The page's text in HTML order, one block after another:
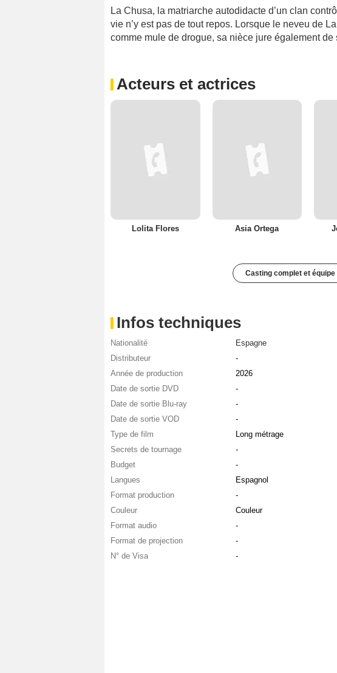
La Chusa, la matriarche autodidacte d’un clan
vie n’y est pas de tout repos. Lorsque le neveu de
comme mule de drogue, sa nièce jure également de
Acteurs et actrices
Lolita Flores Asia Ortega
Casting complet et équipe
Infos techniques
Nationalité
Espagne
Distributeur
-
Année de production
2026
Date de sortie DVD
-
Date de sortie Blu-ray
-
Date de sortie VOD
-
Type de film
Long métrage
Secrets de tournage
-
Budget
-
Langues
Espagnol
Format production
-
Couleur
Couleur
Format audio
-
Format de projection
-
N° de Visa
-